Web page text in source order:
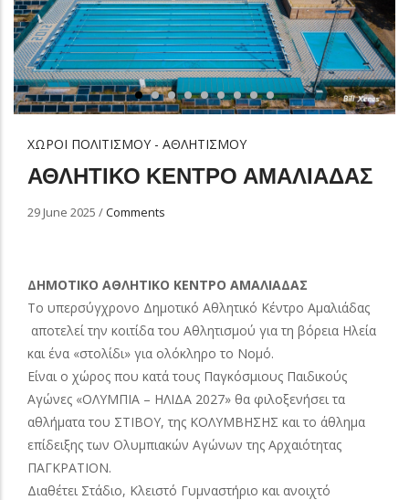
ΧΩΡΟΙ ΠΟΛΙΤΙΣΜΟΥ - ΑΘΛΗΤΙΣΜΟΥ
ΑΘΛΗΤΙΚΟ ΚΕΝΤΡΟ ΑΜΑΛΙΑΔΑΣ
29 June 2025 /Comments
ΔΗΜΟΤΙΚΟ ΑΘΛΗΤΙΚΟ ΚΕΝΤΡΟ ΑΜΑΛΙΑΔΑΣ
Το υπερσύγχρονο Δημοτικό Αθλητικό Κέντρο Αμαλιάδας
αποτελεί την κοιτίδα του Αθλητισμού για τη βόρεια Ηλεία
και ένα «στολίδι» για ολόκληρο το Νομό.
Είναι ο χώρος που κατά τους Παγκόσμιους Παιδικούς
Αγώνες «ΟΛΥΜΠΙΑ – ΗΛΙΔΑ 2027» θα φιλοξενήσει τα
αθλήματα του ΣΤΙΒΟΥ, της ΚΟΛΥΜΒΗΣΗΣ και το άθλημα
επίδειξης των Ολυμπιακών Αγώνων της Αρχαιότητας
ΠΑΓΚΡΑΤΙΟΝ.
Διαθέτει Στάδιο, Κλειστό Γυμναστήριο και ανοιχτό